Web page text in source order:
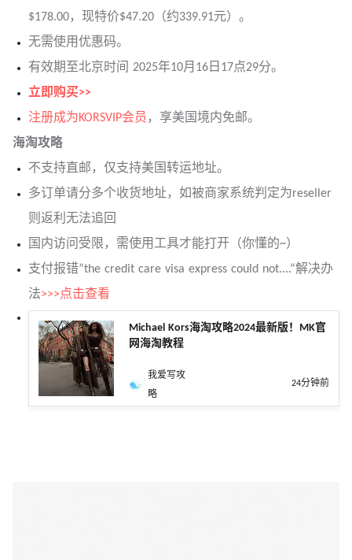
$178.00，现特价$47.20（约339.91元）。
无需使用优惠码。
有效期至北京时间 2025年10月16日17点29分。
立即购买>>
注册成为KORSVIP会员 ，享美国境内免邮。
海淘攻略
不支持直邮，仅支持美国转运地址。
多订单请分多个收货地址 ，如被商家系统判定为reseller
则返利无法追回
国内访问受限，需使用工具才能打开（你懂的~）
支付报错”the credit care visa express could not....“解决办
法>>>点击查看
Michael Kors海淘攻略2024最新版！MK官
网海淘教程
我爱写攻
略
24分钟前